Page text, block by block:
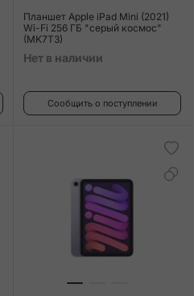
Планшет Apple iPad Mini (2021)
Wi-Fi 256 ГБ "серый космос"
(MK7T3)
Нет в наличии
Сообщить о поступлении